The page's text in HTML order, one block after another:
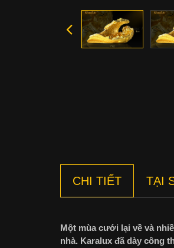
CHI TIẾT TẠI
Một mùa cưới lại về và
nhà. Karalux đã dày công